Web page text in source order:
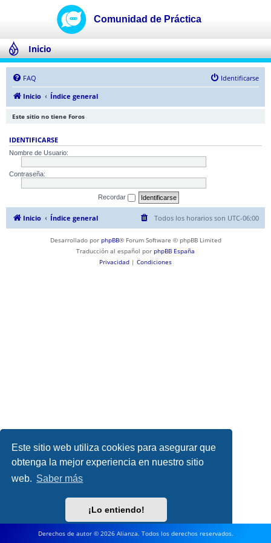
Este sitio web utiliza cookies para asegurar que
obtenga la mejor experiencia en nuestro sitio
web. Saber más
¡Lo entiendo!
Inicio
FAQ
Identificarse
Inicio
Índice general
Este sitio no tiene Foros
IDENTIFICARSE
Nombre de Usuario:
Contraseña:
Recordar
Inicio Índice general Todos los horarios son UTC-06:00
Desarrollado por phpBB® Forum Software © phpBB Limited
Traducción al español por phpBB España
Privacidad | Condiciones
Derechos de autor © 2026 Alianza. Todos los derechos reservados.